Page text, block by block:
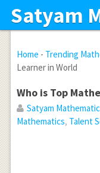
Satyam
Home - Trending
Learner in World
Who is Top
Satyam
Mathematics, Talent